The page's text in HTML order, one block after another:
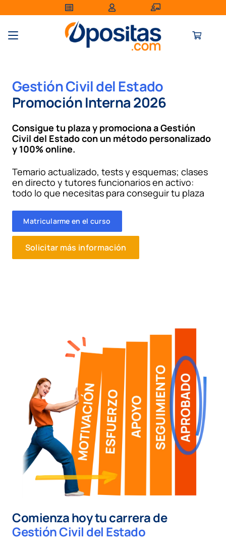
Gestión Civil del Estado
Promoción Interna2026
Consigue tu plaza y promociona a Gestión
Civil del Estado con un método personalizado
y 100% online.
Temario actualizado, tests y esquemas; clases
en directo y tutores funcionarios en activo:
todo lo que necesitas para conseguir tu plaza
Matricularme en el curso
Solicitar más información
Comienza hoy tu carrera de
Gestión Civil del Estado